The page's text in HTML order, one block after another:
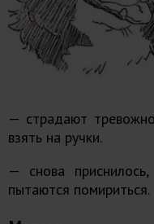
— страдают
взять на ручки.
— снова
пытаются помириться.